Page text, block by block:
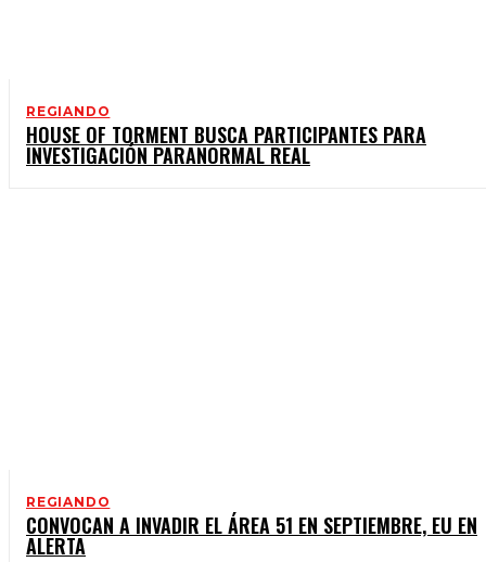
REGIANDO
HOUSE OF TORMENT BUSCA PARTICIPANTES PARA
INVESTIGACIÓN PARANORMAL REAL
REGIANDO
CONVOCAN A INVADIR EL ÁREA 51 EN SEPTIEMBRE, EU EN
ALERTA